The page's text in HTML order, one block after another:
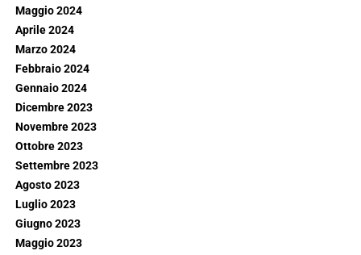
Maggio 2024
Aprile 2024
Marzo 2024
Febbraio 2024
Gennaio 2024
Dicembre 2023
Novembre 2023
Ottobre 2023
Settembre 2023
Agosto 2023
Luglio 2023
Giugno 2023
Maggio 2023